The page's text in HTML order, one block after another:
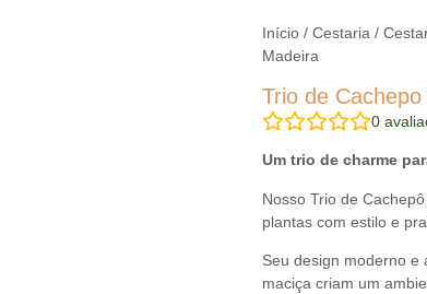
Início / Cestaria /
Madeira
Trio de
0
Um trio de charme
Nosso Trio de
plantas com estilo e
Seu design moderno e
maciça criam um